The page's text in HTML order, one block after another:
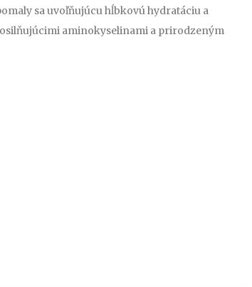
sa uvoľňujúcu hĺbkovú hydratáciu a
aminokyselinami a prirodzeným